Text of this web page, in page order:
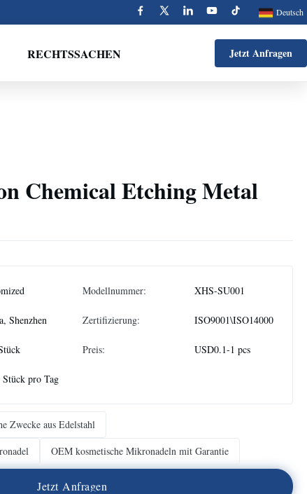
Deutsch
RECHTSSACHEN Jetzt Anfragen
Chemical Etching Metal
Modellnummer: XHS-SU001
Shenzhen Zertifizierung: ISO9001\ISO14000
Preis: USD0.1-1 pcs
Stück pro Tag
Zwecke aus Edelstahl
OEM kosmetische Mikronadeln mit Garantie
Jetzt Anfragen